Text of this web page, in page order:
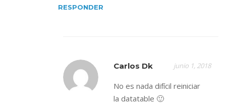
RESPONDER
Carlos Dk junio 1, 2018
No es nada difícil reiniciar
la datatable 🙂